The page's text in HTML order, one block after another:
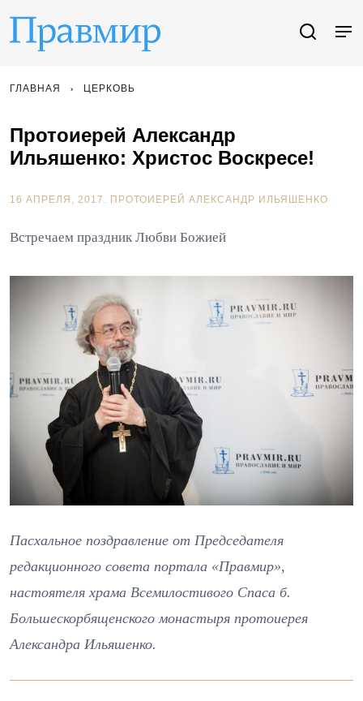
ГЛАВНАЯ ЦЕРКОВЬ
Протоиерей Александр
Ильяшенко: Христос Воскресе!
16 АПРЕЛЯ, 2017. ПРОТОИЕРЕЙ АЛЕКСАНДР ИЛЬЯШЕНКО
Встречаем праздник Любви Божией
Пасхальное поздравление от Председателя
редакционного совета портала «Правмир»,
настоятеля храма Всемилостивого Спаса б.
Большескорбященского монастыря протоиерея
Александра Ильяшенко.